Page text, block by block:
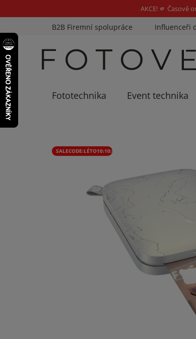
AKCE! 🫵 Časově
na
obsah
B2B Firemní spolupráce Influenceři
Fototechnika Event technika
SALECODE:LÉTO10:10:%